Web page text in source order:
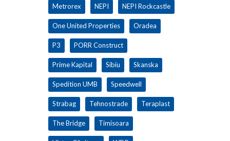
Metrorex NEPI NEPI Rockcastle
One United Properties Oradea
P3 PORR Construct
Prime Kapital Sibiu Skanska
Spedition UMB Speedwell
Strabag Tehnostrade Teraplast
The Bridge Timisoara